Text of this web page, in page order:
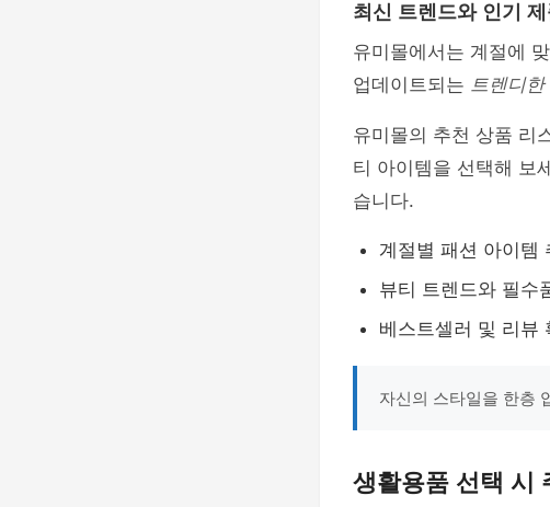
최신 트렌드와 인기 제
유미몰에서는 계절에
업데이트되는 트렌디한
유미몰의 추천 상품 리
티 아이템을 선택해 보
습니다.
계절별 패션 아이템
뷰티 트렌드와 필수
베스트셀러 및 리뷰
자신의 스타일을 한층
생활용품 선택 시